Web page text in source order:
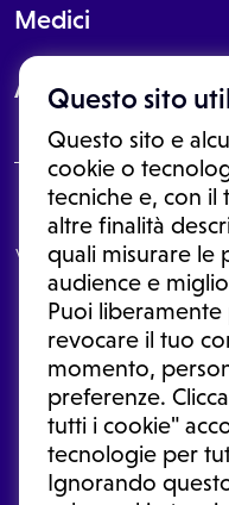
Questo sito
Questo sito e
cookie o
tecniche e, con il
altre finalità
quali misurare le
audience e
Puoi
revocare il tuo
momento,
preferenze.
tutti i cookie"
tecnologie per
Ignorando
Medici
About
Le informazioni proposte in
In nessun caso, queste
visita o una diagnosi
le informazioni disponibili
una diagnosi, la
sospensione di un
medicina
Condizioni di utilizzo
Ⓒ 2025